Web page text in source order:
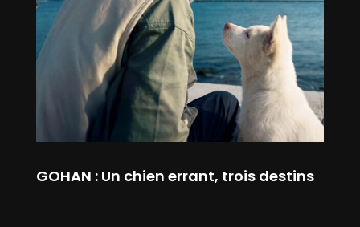
GOHAN : Un chien errant, trois destins